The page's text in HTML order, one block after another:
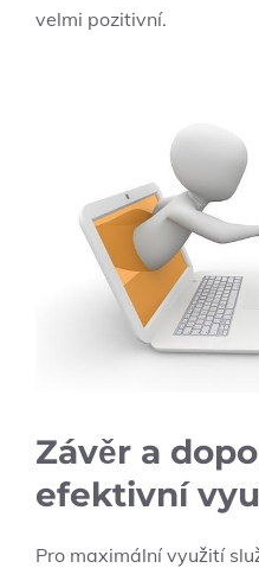
velmi pozitivní.
Závěr a
efektivní
Pro maximální využití